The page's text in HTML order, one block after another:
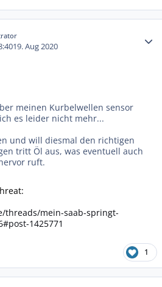
19. Aug 2020
meinen Kurbelwellen sensor
es leider nicht mehr...
und will diesmal den richtigen
tritt Öl aus, was eventuell auch
ruft.
threads/mein-saab-springt-
1425771
1